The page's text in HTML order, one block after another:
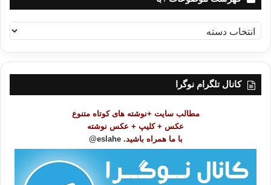
ه
ر
کانال تلگرام نوگرا
مطالب سایت +نوشته های کوتاه متنوع
عکس + کلیپ + عکس نوشته
با ما همراه باشید. eslahe@